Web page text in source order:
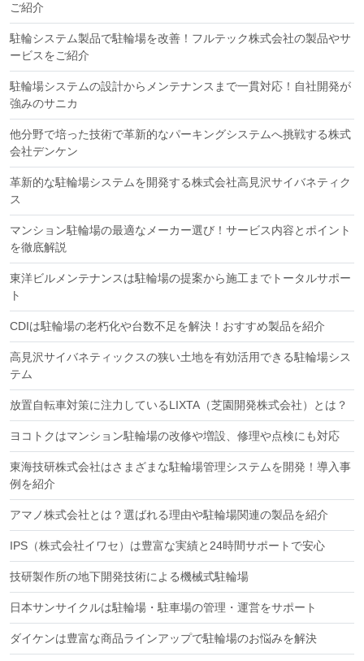
ご紹介
駐輪システム製品で駐輪場を改善！フルテック株式会社の製品やサ
ービスをご紹介
駐輪場システムの設計からメンテナンスまで⼀貫対応！自社開発が
強みのサニカ
他分野で培った技術で革新的なパーキングシステムへ挑戦する株式
会社デンケン
革新的な駐輪場システムを開発する株式会社高見沢サイバネティク
ス
マンション駐輪場の最適なメーカー選び！サービス内容とポイント
を徹底解説
東洋ビルメンテナンスは駐輪場の提案から施工までトータルサポー
ト
CDIは駐輪場の老朽化や台数不足を解決！おすすめ製品を紹介
高見沢サイバネティックスの狭い土地を有効活用できる駐輪場シス
テム
放置自転車対策に注力しているLIXTA（芝園開発株式会社）とは？
ヨコトクはマンション駐輪場の改修や増設、修理や点検にも対応
東海技研株式会社はさまざまな駐輪場管理システムを開発！導入事
例を紹介
アマノ株式会社とは？選ばれる理由や駐輪場関連の製品を紹介
IPS（株式会社イワセ）は豊富な実績と24時間サポートで安心
技研製作所の地下開発技術による機械式駐輪場
日本サンサイクルは駐輪場・駐車場の管理・運営をサポート
ダイケンは豊富な商品ラインアップで駐輪場のお悩みを解決